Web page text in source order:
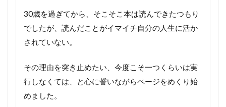
30歳を過ぎてから、そこそこ本は読んできたつもり
でしたが、読んだことがイマイチ自分の人生に活か
されていない。
その理由を突き止めたい、今度こそ一つくらいは実
行しなくては、と心に誓いながらページをめくり始
めました。